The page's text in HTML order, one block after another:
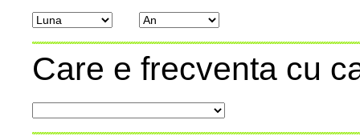
Care e frecventa cu